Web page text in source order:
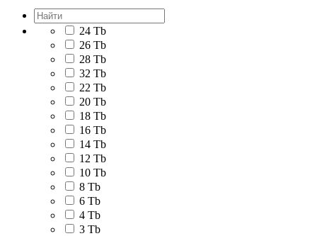
24 Tb
26 Tb
28 Tb
32 Tb
22 Tb
20 Tb
18 Tb
16 Tb
14 Tb
12 Tb
10 Tb
8 Tb
6 Tb
4 Tb
3 Tb